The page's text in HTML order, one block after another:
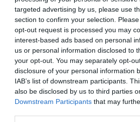
targeted advertising by us, please use
section to confirm your selection.
opt-out request is processed you may
interest-based ads based on personal
us or personal information disclosed to
your opt-out. You may separately opt-
disclosure of your personal information
IAB’s list of downstream participants.
also be disclosed by us to third parties
Downstream Participants that may
Νέες αιχμές για την
τη Δημοκρατία» – Ο
Μιχάλας μιλά για
και «σκοτεινά
Ο Ηλίας Μιχάλας, που
στιγμή στην «Ελπίδα για τη
σε εκτενή ανάρτησή του την
εγχειρήματος, αφήνοντας αιχμές